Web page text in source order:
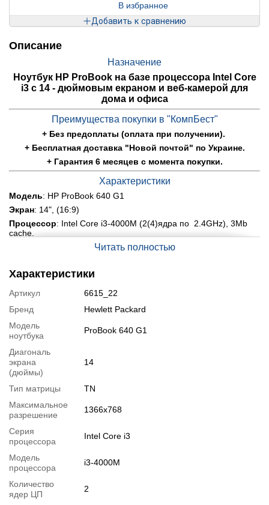
В избранное
Добавить к сравнению
Описание
Назначение
Ноутбук HP ProBook на базе процессора Intel Core
i3 с 14 - дюймовым екраном и веб-камерой для
дома и офиса
Преимущества покупки в "КомпБест"
+ Без предоплаты (оплата при получении).
+ Бесплатная доставка "Новой почтой" по Украине.
+ Гарантия 6 месяцев с момента покупки.
Характеристики
Модель: HP ProBook 640 G1
Экран: 14", (16:9)
Процеcсор: Intel Core i3-4000M (2(4)ядра по 2.4GHz), 3Mb
cache.
Оперативная память: 8 GB DDR3.
Видеокарта:интегрированная Intel® HD Graphics 4600
Веб-камера:
connector, Combo, Card reader
Подробная спецификация, тесты и технические отчеты
Тестирование процессора:
О ноутбуке:
Читать полностью
Характеристики
Артикул
6615_22
Бренд
Hewlett Packard
Модель
ноутбука
ProBook 640 G1
Диагональ
экрана
(дюймы)
14
Тип матрицы
TN
Максимальное
разрешение
1366x768
Серия
процессора
Intel Core i3
Модель
процессора
i3-4000M
Количество
ядер ЦП
2